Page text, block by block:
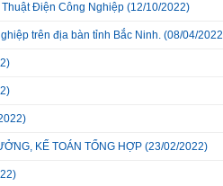
Điện Công Nghiệp (12/10/2022)
trên địa bàn tỉnh Bắc Ninh. (08/04/
KẾ TOÁN TỔNG HỢP (23/02/2022)